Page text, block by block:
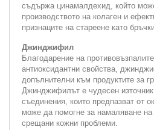
съдържа цинамалдехид, който
производството на колаген и
признаците на стареене като
Джинджифил
Благодарение на
антиоксидантни свойства,
допълнителни към продуктите за
Джинджифилът е чудесен източник
съединения, които предпазват от
може да помогне за намаляване на
срещани кожни проблеми.